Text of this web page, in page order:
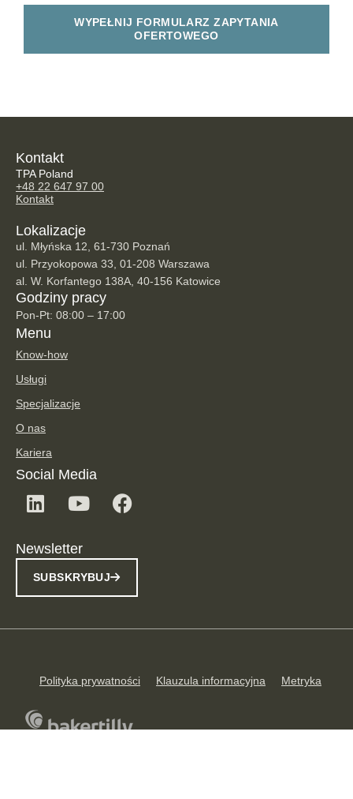
WYPEŁNIJ FORMULARZ ZAPYTANIA
OFERTOWEGO
Kontakt
TPA Poland
+48 22 647 97 00
Kontakt
Lokalizacje
ul. Młyńska 12, 61-730 Poznań
ul. Przyokopowa 33, 01-208 Warszawa
al. W. Korfantego 138A, 40-156 Katowice
Godziny pracy
Pon-Pt: 08:00 – 17:00
Menu
Know-how
Usługi
Specjalizacje
O nas
Kariera
Social Media
Newsletter
SUBSKRYBUJ
Polityka prywatności Klauzula informacyjna Metryka